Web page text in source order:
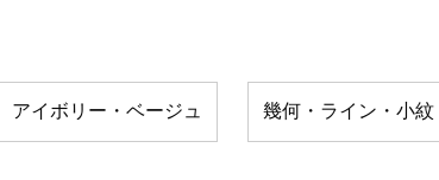
アイボリー・ベージュ 幾何・ライン・小紋